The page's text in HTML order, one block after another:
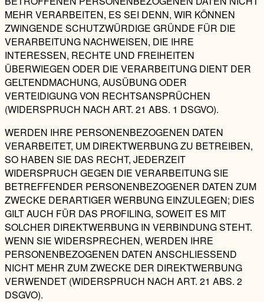
MEHR VERARBEITEN, ES SEI DENN, WIR KÖNNEN
ZWINGENDE SCHUTZWÜRDIGE GRÜNDE FÜR DIE
VERARBEITUNG NACHWEISEN, DIE IHRE
INTERESSEN, RECHTE UND FREIHEITEN
ÜBERWIEGEN ODER DIE VERARBEITUNG DIENT DER
GELTENDMACHUNG, AUSÜBUNG ODER
VERTEIDIGUNG VON RECHTSANSPRÜCHEN
(WIDERSPRUCH NACH ART. 21 ABS. 1 DSGVO).
WERDEN IHRE PERSONENBEZOGENEN DATEN
VERARBEITET, UM DIREKTWERBUNG ZU BETREIBEN,
SO HABEN SIE DAS RECHT, JEDERZEIT
WIDERSPRUCH GEGEN DIE VERARBEITUNG SIE
BETREFFENDER PERSONENBEZOGENER DATEN ZUM
ZWECKE DERARTIGER WERBUNG EINZULEGEN; DIES
GILT AUCH FÜR DAS PROFILING, SOWEIT ES MIT
SOLCHER DIREKTWERBUNG IN VERBINDUNG STEHT.
WENN SIE WIDERSPRECHEN, WERDEN IHRE
PERSONENBEZOGENEN DATEN ANSCHLIESSEND
NICHT MEHR ZUM ZWECKE DER DIREKTWERBUNG
VERWENDET (WIDERSPRUCH NACH ART. 21 ABS. 2
DSGVO).